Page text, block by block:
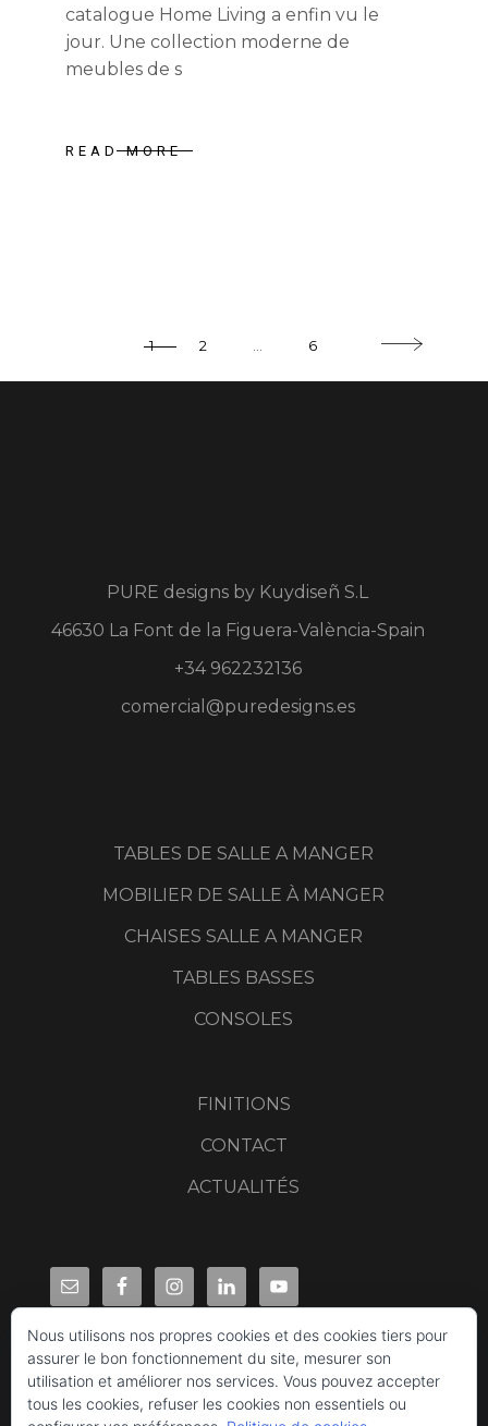
catalogue Home Living a enfin vu le
jour. Une collection moderne de
meubles de s
READ MORE
PAGINATION
DES
1 2 … 6
PURE designs by Kuydiseñ S.L
46630 La Font de la Figuera-València-Spain
+34 962232136
comercial@puredesigns.es
TABLES DE SALLE A MANGER
MOBILIER DE SALLE À MANGER
CHAISES SALLE A MANGER
TABLES BASSES
CONSOLES
FINITIONS
CONTACT
ACTUALITÉS
Nous utilisons nos propres cookies et des cookies tiers pour
assurer le bon fonctionnement du site, mesurer son
utilisation et améliorer nos services. Vous pouvez accepter
tous les cookies, refuser les cookies non essentiels ou